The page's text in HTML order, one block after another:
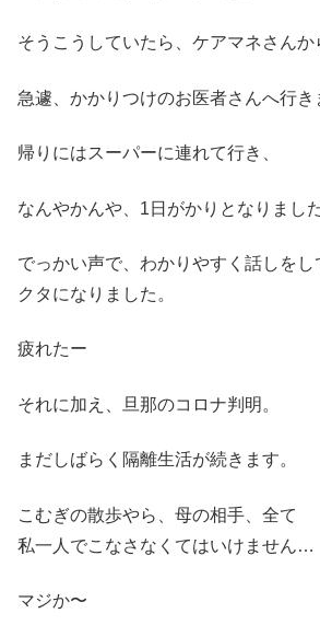
そうこうしていたら、ケアマネさんか
急遽、かかりつけのお医者さんへ行き
帰りにはスーパーに連れて行き、
なんやかんや、1日がかりとなりました
でっかい声で、わかりやすく話しを
クタになりました。
疲れたー
それに加え、旦那のコロナ判明。
まだしばらく隔離生活が続きます。
こむぎの散歩やら、母の相手、全て
私一人でこなさなくてはいけません…
マジか〜